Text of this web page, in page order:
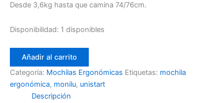
Desde 3,6kg hasta que camina 74/76cm.
Disponibilidad: 1 disponibles
Añadir al carrito
Categoría: Mochilas Ergonómicas Etiquetas: mochila
ergonómica, monilu, unistart
Descripción